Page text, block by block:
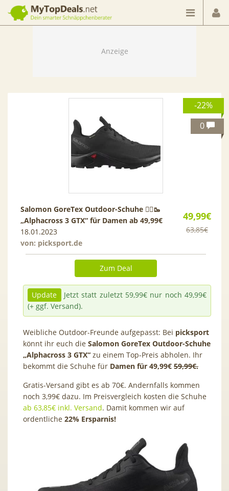
Dein smarter Schnäppchenberater
-22%
0
49,99€
63,85€
Salomon GoreTex Outdoor-Schuhe 💁‍♀️🥾
„Alphacross 3 GTX“ für Damen ab 49,99€
18.01.2023
von: picksport.de
Zum Deal
Update
Jetzt statt zuletzt 59,99€ nur noch 49,99€
(+ ggf. Versand).
Weibliche Outdoor-Freunde aufgepasst: Bei picksport
könnt ihr euch die Salomon GoreTex Outdoor-Schuhe
„Alphacross 3 GTX“ zu einem Top-Preis abholen. Ihr
bekommt die Schuhe für Damen für 49,99€ 59,99€.
Gratis-Versand gibt es ab 70€. Andernfalls kommen
noch 3,99€ dazu. Im Preisvergleich kosten die Schuhe
ab 63,85€ inkl. Versand. Damit kommen wir auf
ordentliche 22% Ersparnis!